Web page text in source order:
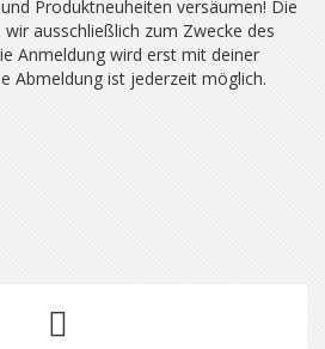
Produktneuheiten versäumen! Die
ausschließlich zum Zwecke des
Anmeldung wird erst mit deiner
Abmeldung ist jederzeit möglich.